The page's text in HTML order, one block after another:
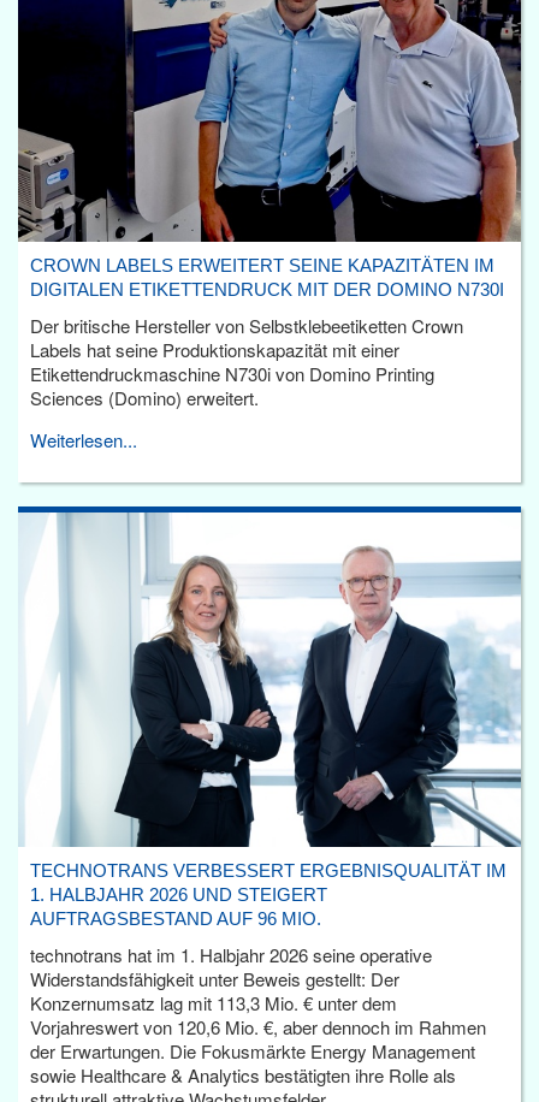
CROWN LABELS ERWEITERT SEINE KAPAZITÄTEN IM
DIGITALEN ETIKETTENDRUCK MIT DER DOMINO N730I
Der britische Hersteller von Selbstklebeetiketten Crown
Labels hat seine Produktionskapazität mit einer
Etikettendruckmaschine N730i von Domino Printing
Sciences (Domino) erweitert.
Weiterlesen...
TECHNOTRANS VERBESSERT ERGEBNISQUALITÄT IM
1. HALBJAHR 2026 UND STEIGERT
AUFTRAGSBESTAND AUF 96 MIO.
technotrans hat im 1. Halbjahr 2026 seine operative
Widerstandsfähigkeit unter Beweis gestellt: Der
Konzernumsatz lag mit 113,3 Mio. € unter dem
Vorjahreswert von 120,6 Mio. €, aber dennoch im Rahmen
der Erwartungen. Die Fokusmärkte Energy Management
sowie Healthcare & Analytics bestätigten ihre Rolle als